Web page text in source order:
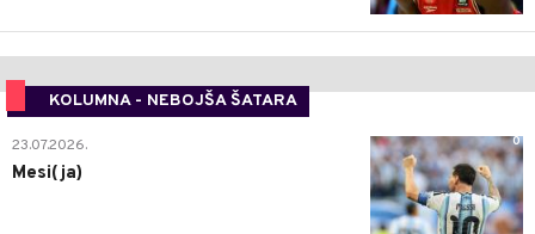
KOLUMNA - NEBOJŠA ŠATARA
0
23.07.2026.
Mesi(ja)